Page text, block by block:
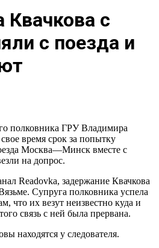
Квачкова с
с поезда и
полковника ГРУ Владимира
время срок за попытку
Москва—Минск вместе с
на допрос.
Readovka, задержание Квачкова
Супруга полковника успела
что их везут неизвестно куда и
связь с ней была прервана.
находятся у следователя.